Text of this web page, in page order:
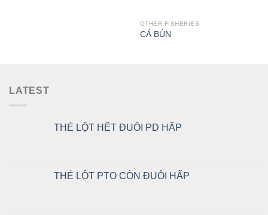
OTHER FISHERIES
CÁ BÚN
LATEST
THẺ LỘT HẾT ĐUÔI PD HẤP
THẺ LỘT PTO CÒN ĐUÔI HẤP